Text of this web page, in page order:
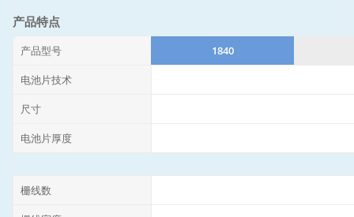
产品特点
产品型号 1840
电池片技术
尺寸
电池片厚度
栅线数